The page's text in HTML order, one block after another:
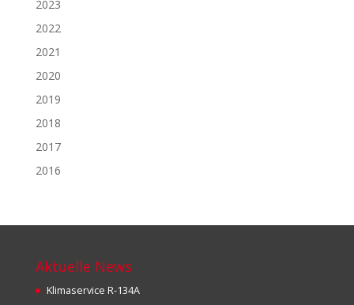
2023
2022
2021
2020
2019
2018
2017
2016
Aktuelle News
Klimaservice R-134A